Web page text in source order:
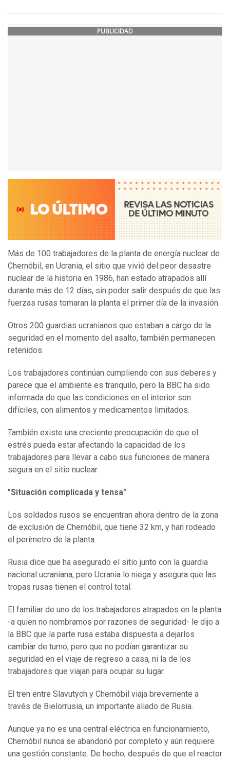
PUBLICIDAD
Más de 100 trabajadores de la planta de energía nuclear de
Chernóbil, en Ucrania, el sitio que vivió del peor desastre
nuclear de la historia en 1986, han estado atrapados allí
durante más de 12 días, sin poder salir después de que las
fuerzas rusas tomaran la planta el primer día de la invasión.
Otros 200 guardias ucranianos que estaban a cargo de la
seguridad en el momento del asalto, también permanecen
retenidos.
Los trabajadores continúan cumpliendo con sus deberes y
parece que el ambiente es tranquilo, pero la BBC ha sido
informada de que las condiciones en el interior son
difíciles, con alimentos y medicamentos limitados.
También existe una creciente preocupación de que el
estrés pueda estar afectando la capacidad de los
trabajadores para llevar a cabo sus funciones de manera
segura en el sitio nuclear.
"Situación complicada y tensa"
Los soldados rusos se encuentran ahora dentro de la zona
de exclusión de Chernóbil, que tiene 32 km, y han rodeado
el perímetro de la planta.
Rusia dice que ha asegurado el sitio junto con la guardia
nacional ucraniana, pero Ucrania lo niega y asegura que las
tropas rusas tienen el control total.
El familiar de uno de los trabajadores atrapados en la planta
-a quien no nombramos por razones de seguridad- le dijo a
la BBC que la parte rusa estaba dispuesta a dejarlos
cambiar de turno, pero que no podían garantizar su
seguridad en el viaje de regreso a casa, ni la de los
trabajadores que viajan para ocupar su lugar.
El tren entre Slavutych y Chernóbil viaja brevemente a
través de Bielorrusia, un importante aliado de Rusia.
Aunque ya no es una central eléctrica en funcionamiento,
Chernóbil nunca se abandonó por completo y aún requiere
una gestión constante. De hecho, después de que el reactor